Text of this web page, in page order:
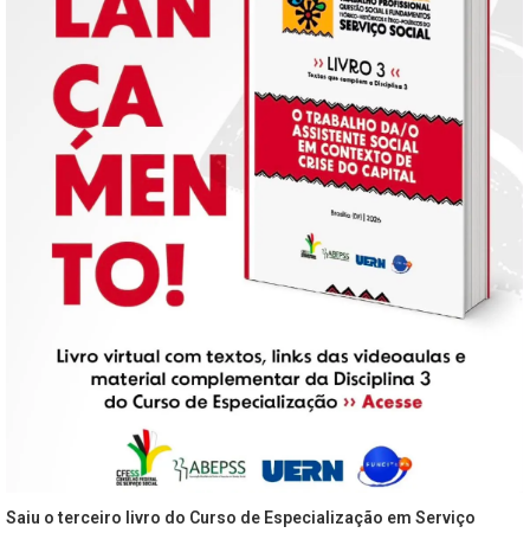
Saiu o terceiro livro do Curso de Especialização em Serviço